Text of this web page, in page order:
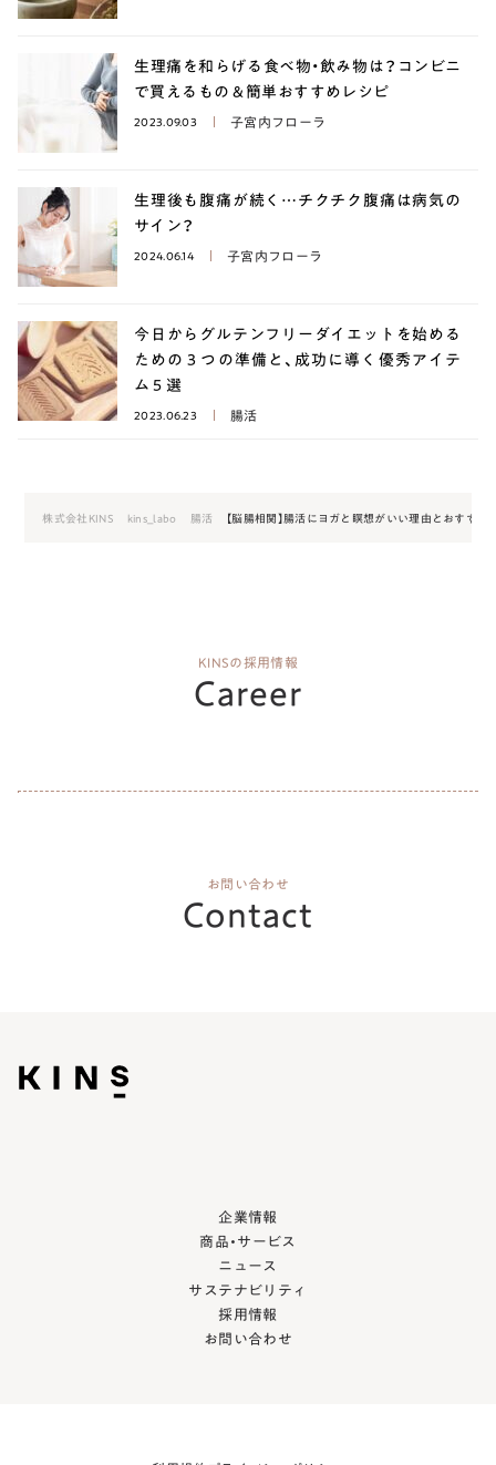
生理痛を和らげる食べ物・飲み物は？コンビニ
で買えるもの＆簡単おすすめレシピ
2023.09.03 子宮内フローラ
生理後も腹痛が続く…チクチク腹痛は病気の
サイン？
2024.06.14 子宮内フローラ
今日からグルテンフリーダイエットを始める
ための３つの準備と、成功に導く優秀アイテ
ム５選
2023.06.23 腸活
株式会社KINS kins_labo 腸活 【脳腸相関】腸活にヨガと瞑想がいい理由とおすすめ
KINSの採用情報
Career
お問い合わせ
Contact
企業情報
商品・サービス
ニュース
サステナビリティ
採用情報
お問い合わせ